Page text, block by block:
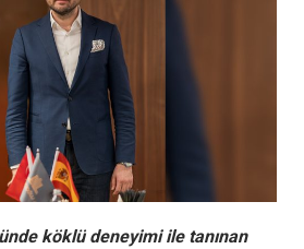
köklü deneyimi ile tanınan